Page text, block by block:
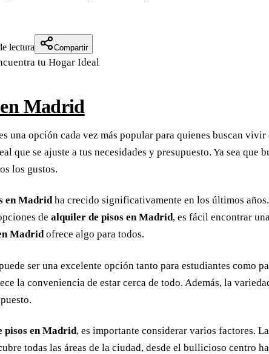
lectura Compartir
tu Hogar Ideal
Madrid
una opción cada vez más popular para quienes buscan
que se ajuste a tus necesidades y presupuesto. Ya sea que
los gustos.
en Madridha crecido significativamente en los últimos
de alquiler de pisos en Madrid, es fácil encontrar
Madridofrece algo para todos.
ser una excelente opción tanto para estudiantes como
la conveniencia de estar cerca de todo. Además, la
pisos en Madrid, es importante considerar varios factores.
todas las áreas de la ciudad, desde el bullicioso centro